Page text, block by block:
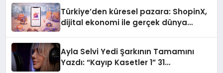
Türkiye’den küresel pazara: ShopinX,
dijital ekonomi ile gerçek dünya
Ayla Selvi Yedi Şarkının Tamamını
Yazdı: “Kayıp Kasetler 1” 31